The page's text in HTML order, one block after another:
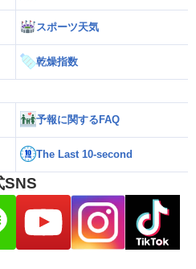
スポーツ天気
乾燥指数
予報に関するFAQ
The Last 10-second
SNS